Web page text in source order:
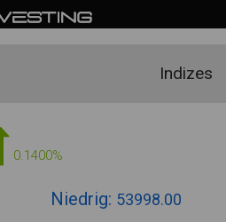
Indizes
0.1400%
Niedrig: 53998.00